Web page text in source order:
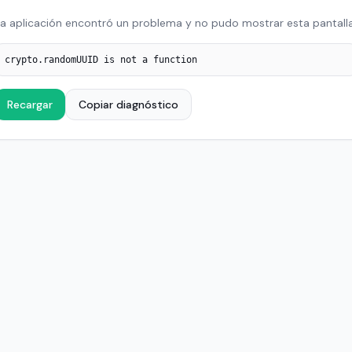
aplicación encontró un problema y no pudo mostrar esta
crypto.randomUUID is not a function
Recargar Copiar diagnóstico